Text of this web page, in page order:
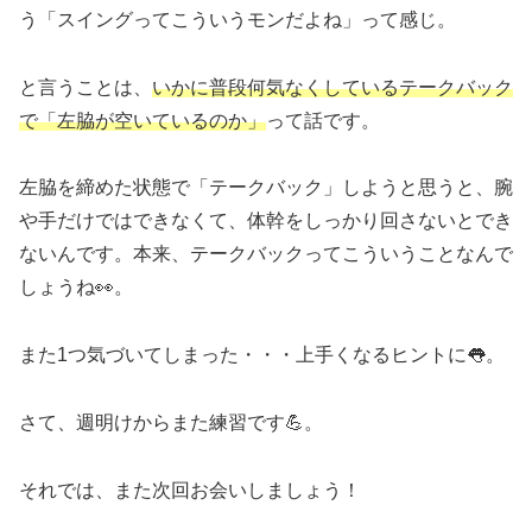
う「スイングってこういうモンだよね」って感じ。
と言うことは、 いかに普段何気なくしているテークバック
で「左脇が空いているのか」って話です。
左脇を締めた状態で「テークバック」しようと思うと、腕
や手だけではできなくて、体幹をしっかり回さないとでき
ないんです。本来、テークバックってこういうことなんで
しょうね👀。
また1つ気づいてしまった・・・上手くなるヒントに👅。
さて、週明けからまた練習です💪。
それでは、また次回お会いしましょう！